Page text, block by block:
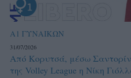
Α1 ΓΥΝΑΙΚΩΝ
31/07/2026
Από Κορυτσά, μέσω
της Volley League η Νίκη